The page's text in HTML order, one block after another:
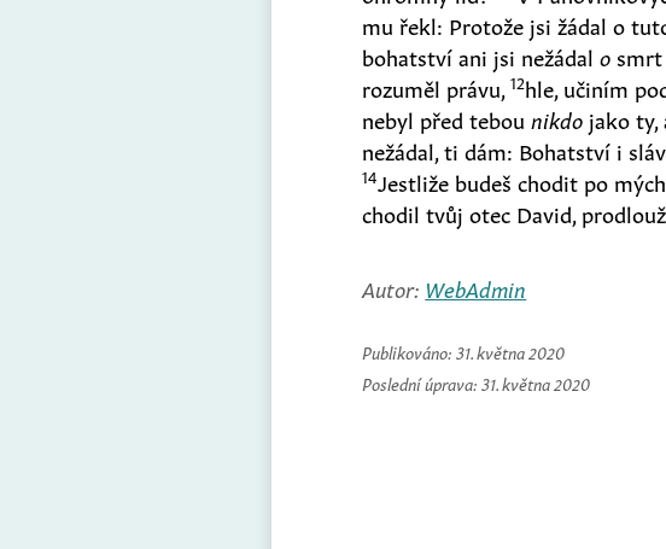
mu řekl: Protože jsi žádal o
bohatství ani jsi nežádalo smrt
rozuměl právu,12hle, učiním
nebyl před tebou nikdo jako ty,
nežádal, ti dám: Bohatství i
14Jestliže budeš chodit po
chodil tvůj otec David,
Autor: WebAdmin
Publikováno: 31. května 2020
Poslední úprava: 31. května 2020